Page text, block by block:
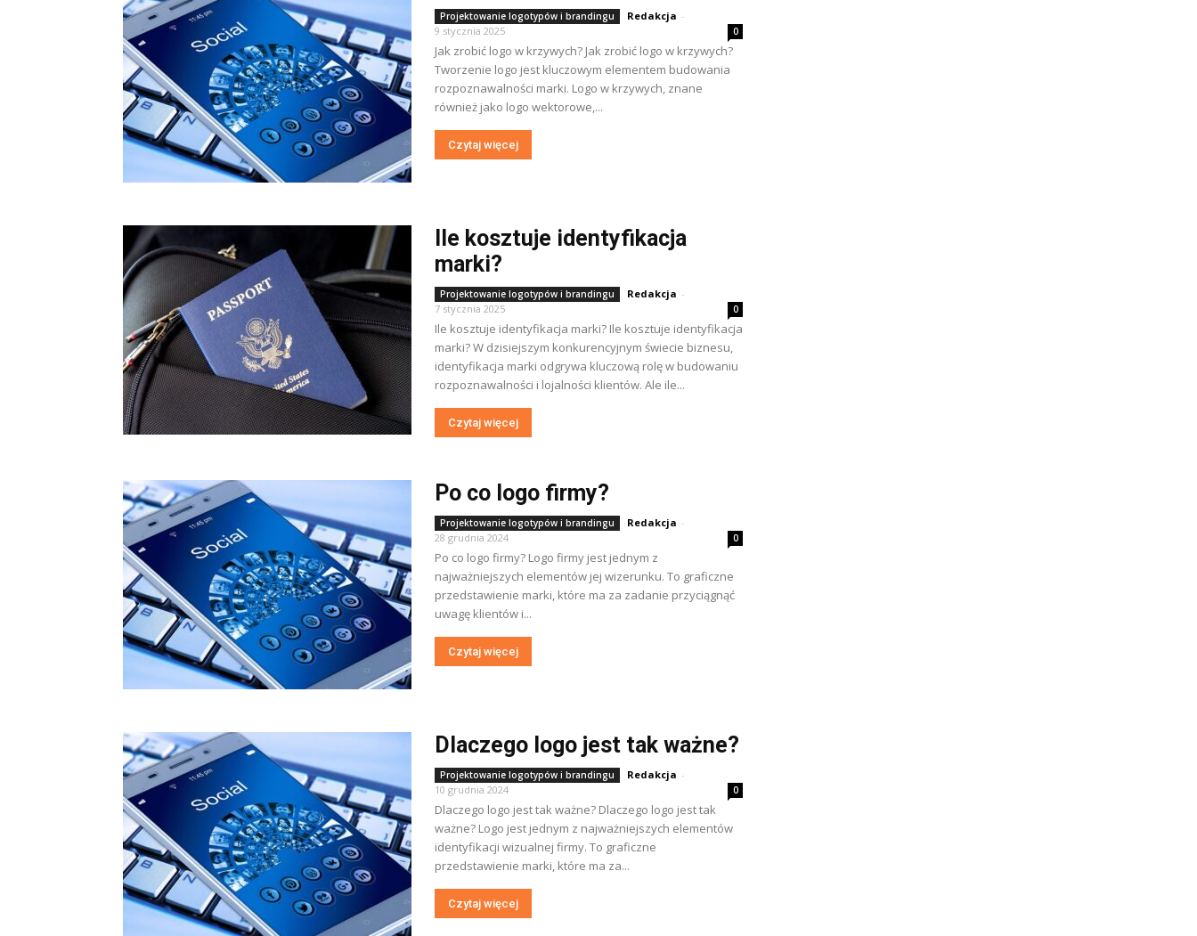
Projektowanie logotypów i brandingu Redakcja -
9 stycznia 2025
0
Jak zrobić logo w krzywych? Jak zrobić logo w krzywych?
Tworzenie logo jest kluczowym elementem budowania
rozpoznawalności marki. Logo w krzywych, znane
również jako logo wektorowe,...
Czytaj więcej
Ile kosztuje identyfikacja
marki?
Projektowanie logotypów i brandingu Redakcja -
7 stycznia 2025
0
Ile kosztuje identyfikacja marki? Ile kosztuje identyfikacja
marki? W dzisiejszym konkurencyjnym świecie biznesu,
identyfikacja marki odgrywa kluczową rolę w budowaniu
rozpoznawalności i lojalności klientów. Ale ile...
Czytaj więcej
Po co logo firmy?
Projektowanie logotypów i brandingu Redakcja -
28 grudnia 2024
0
Po co logo firmy? Logo firmy jest jednym z
najważniejszych elementów jej wizerunku. To graficzne
przedstawienie marki, które ma za zadanie przyciągnąć
uwagę klientów i...
Czytaj więcej
Dlaczego logo jest tak ważne?
Projektowanie logotypów i brandingu Redakcja -
10 grudnia 2024
0
Dlaczego logo jest tak ważne? Dlaczego logo jest tak
ważne? Logo jest jednym z najważniejszych elementów
identyfikacji wizualnej firmy. To graficzne
przedstawienie marki, które ma za...
Czytaj więcej